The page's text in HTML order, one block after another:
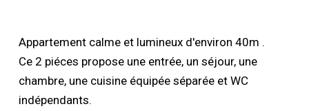
Appartement calme et lumineux d'environ 40m .
Ce 2 piéces propose une entrée, un séjour, une
chambre, une cuisine équipée séparée et WC
indépendants.